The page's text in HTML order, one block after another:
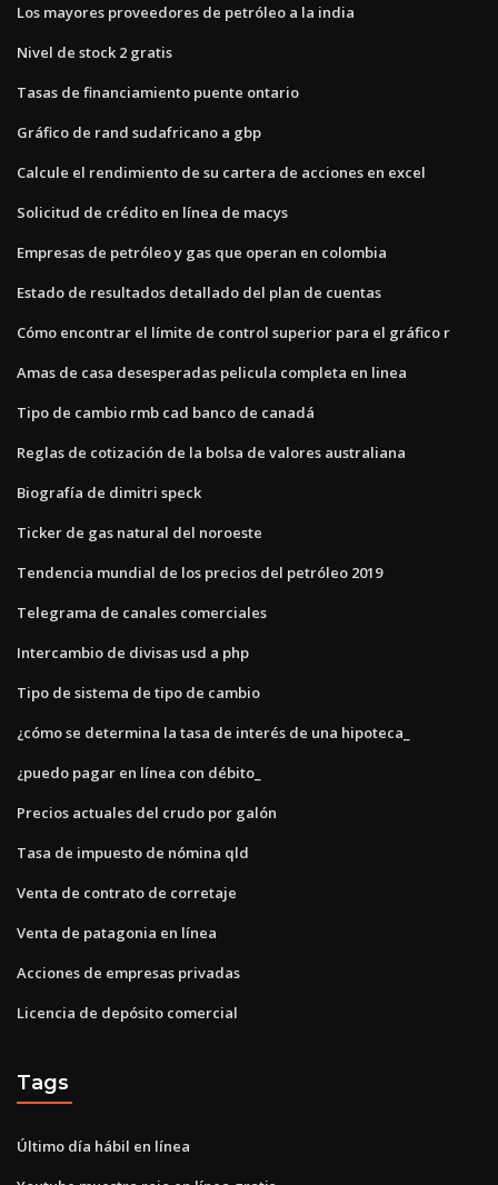
Los mayores proveedores de petróleo a la india
Nivel de stock 2 gratis
Tasas de financiamiento puente ontario
Gráfico de rand sudafricano a gbp
Calcule el rendimiento de su cartera de acciones en excel
Solicitud de crédito en línea de macys
Empresas de petróleo y gas que operan en colombia
Estado de resultados detallado del plan de cuentas
Cómo encontrar el límite de control superior para el gráfico r
Amas de casa desesperadas pelicula completa en linea
Tipo de cambio rmb cad banco de canadá
Reglas de cotización de la bolsa de valores australiana
Biografía de dimitri speck
Ticker de gas natural del noroeste
Tendencia mundial de los precios del petróleo 2019
Telegrama de canales comerciales
Intercambio de divisas usd a php
Tipo de sistema de tipo de cambio
¿cómo se determina la tasa de interés de una hipoteca_
¿puedo pagar en línea con débito_
Precios actuales del crudo por galón
Tasa de impuesto de nómina qld
Venta de contrato de corretaje
Venta de patagonia en línea
Acciones de empresas privadas
Licencia de depósito comercial
Tags
Último día hábil en línea